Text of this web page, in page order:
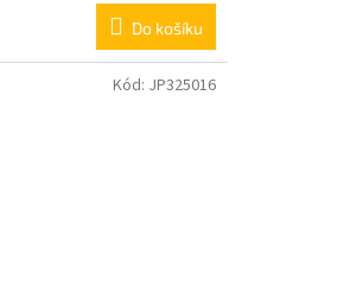
Do košíku
Kód: JP325016